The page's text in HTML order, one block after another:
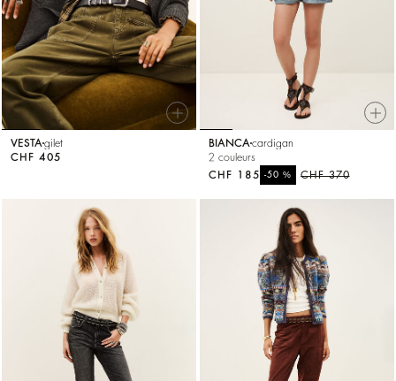
VESTAgilet
CHF 405
BIANCAcardigan
2 couleurs
CHF 370
-50%
CHF 185